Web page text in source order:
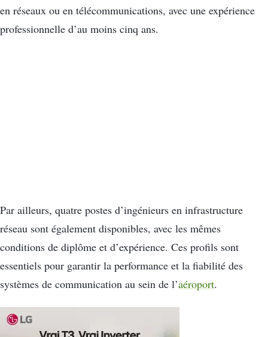
en réseaux ou en télécommunications, avec une expérience
professionnelle d’au moins cinq ans.
Par ailleurs, quatre postes d’ingénieurs en infrastructure
réseau sont également disponibles, avec les mêmes
conditions de diplôme et d’expérience. Ces profils sont
essentiels pour garantir la performance et la fiabilité des
systèmes de communication au sein de l’aéroport.